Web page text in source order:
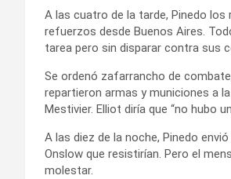
A las cuatro de la tarde, Pinedo
refuerzos desde Buenos Aires.
tarea pero sin disparar contra sus
Se ordenó zafarrancho de
repartieron armas y municiones a
Mestivier. Elliot diría que “no hubo
A las diez de la noche, Pinedo
Onslow que resistirían. Pero el
molestar.